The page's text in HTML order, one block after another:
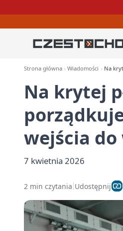
Strona główna Wiadomości Na
Na krytej
wejścia do
7 kwietnia 2026
2 min czytania Udostępnij